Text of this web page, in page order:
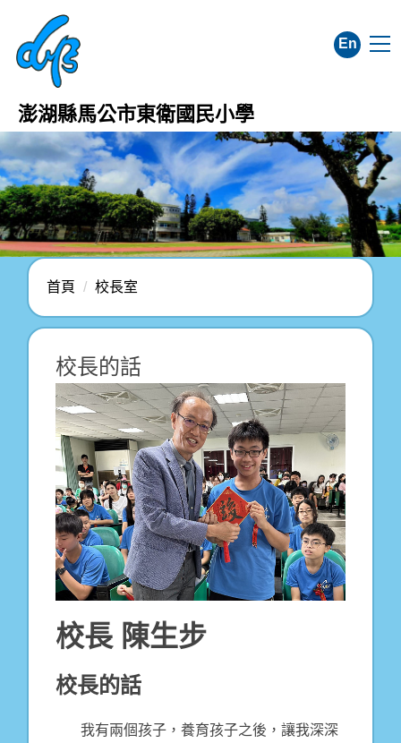
主
容
區
澎湖縣馬公市東衛國民小學
En
首頁 校長室
校長的話
校長 陳生步
校長的話
我有兩個孩子，養育孩子之後，讓我深深